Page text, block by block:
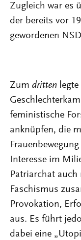
Zugleich war es
der bereits vor
gewordenen
Zum dritten
feministische
anknüpfen, die
Interesse im
Patriarchat
Faschismus
Provokation,
aus. Es führt
dabei eine